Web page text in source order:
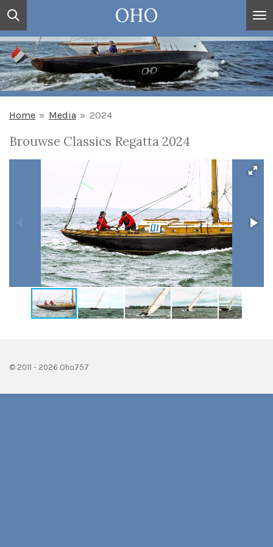
Ga
direct
naar
de
hoofdinhoud
OHO
Home » Media » 2024
Brouwse Classics Regatta 2024
© 2011 - 2026 Oho757